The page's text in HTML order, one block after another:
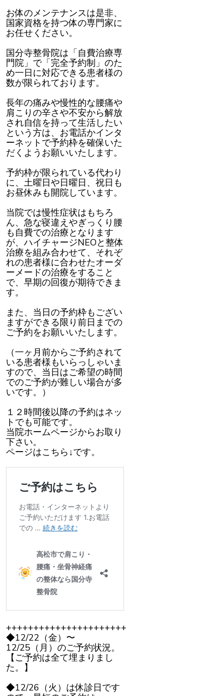
お体のメンテナンスは是非、
国家資格を持つ体の専門家に
お任せください。
国分寺整骨院は「自費治療専
門院」で「完全予約制」のた
め一日に対応できる患者様の
数が限られております。
長年の痛みや慢性的な腰痛や
肩こりの辛さや不安から解放
され自信を持って生活したい
という方は、お電話かインタ
ーネットで予約枠を確保いた
だくようお願いいたします。
予約枠が限られている代わり
に、土曜日や日曜日、祝日も
お昼休みも開院しています。
当院では慢性症状はもちろ
ん、急な寝違えやぎっくり腰
も自費での治療となります
が、ハイチャージNEOと整体
治療を組み合わせて、それぞ
れの患者様に合わせたオーダ
ーメードの治療をすること
で、早期の回復が期待できま
す。
また、当日の予約枠もござい
ますができる限り前日までの
ご予約をお願いいたします。
（一ヶ月前からご予約されて
いる患者様もいらっしゃいま
すので、当日はご希望の時間
でのご予約が難しい場合が多
いです。）
１２時間後以降の予約はネッ
トでも可能です。
当院ホームページからお取り
下さい。
ページはこちら↓です。
++++++++++++++++++++++
◆12/22（金）〜
12/25（月）のご予約状況。
【ご予約は全て埋まりまし
た。】
◆12/26（火）は休診日です